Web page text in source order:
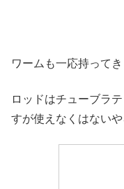
ワームも一応持ってき
ロッドはチューブラ
すが使えなくはないや